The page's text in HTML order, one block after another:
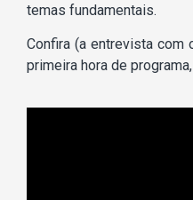
temas fundamentais.
Confira (a entrevista
primeira hora de